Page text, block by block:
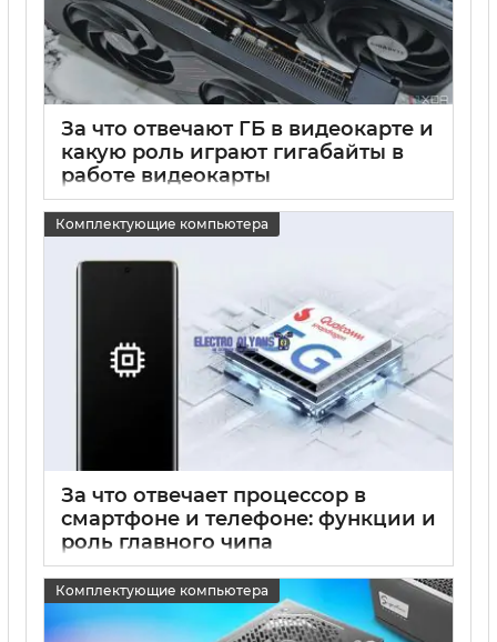
За что отвечают ГБ в видеокарте и
какую роль играют гигабайты в
работе видеокарты
15 05 2025 0
Комплектующие компьютера
За что отвечает процессор в
смартфоне и телефоне: функции и
роль главного чипа
15 05 2025 0
Комплектующие компьютера